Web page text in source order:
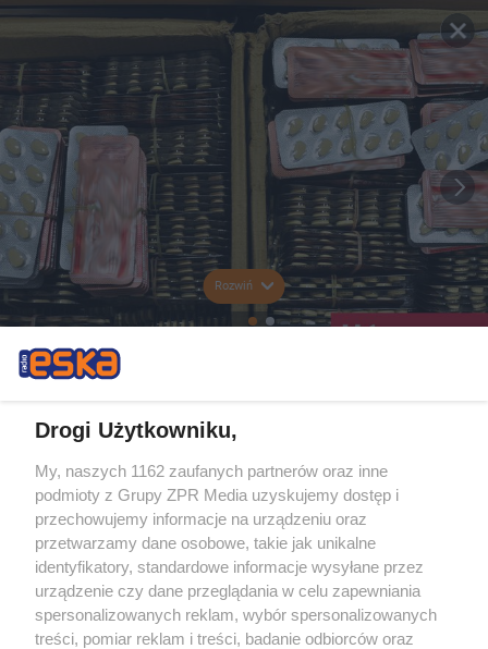
Rozwiń
Drogi Użytkowniku,
My, naszych 1162 zaufanych partnerów oraz inne
podmioty z Grupy ZPR Media uzyskujemy dostęp i
przechowujemy informacje na urządzeniu oraz
przetwarzamy dane osobowe, takie jak unikalne
identyfikatory, standardowe informacje wysyłane przez
urządzenie czy dane przeglądania w celu zapewniania
spersonalizowanych reklam, wybór spersonalizowanych
treści, pomiar reklam i treści, badanie odbiorców oraz